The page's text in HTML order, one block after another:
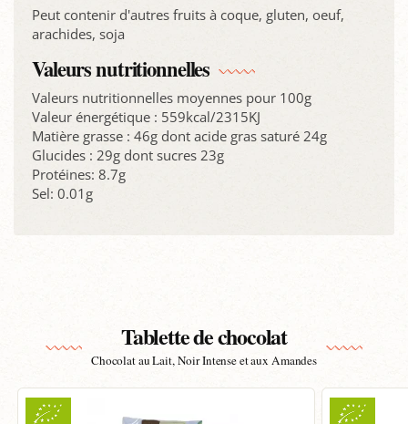
Peut contenir d'autres fruits à coque, gluten, oeuf,
arachides, soja
Valeurs nutritionnelles
Valeurs nutritionnelles moyennes pour 100g
Valeur énergétique : 559kcal/2315KJ
Matière grasse : 46g dont acide gras saturé 24g
Glucides : 29g dont sucres 23g
Protéines: 8.7g
Sel: 0.01g
Tablette de chocolat
Chocolat au Lait, Noir Intense et aux Amandes